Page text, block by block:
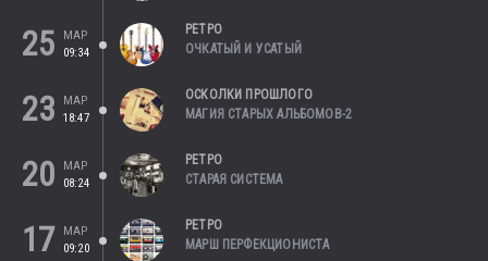
25
МАР
09:34
РЕТРО
ОЧКАТЫЙ И УСАТЫЙ
23
МАР
18:47
ОСКОЛКИ ПРОШЛОГО
МАГИЯ СТАРЫХ АЛЬБОМОВ-2
20
МАР
08:24
РЕТРО
СТАРАЯ СИСТЕМА
17
МАР
09:20
РЕТРО
МАРШ ПЕРФЕКЦИОНИСТА